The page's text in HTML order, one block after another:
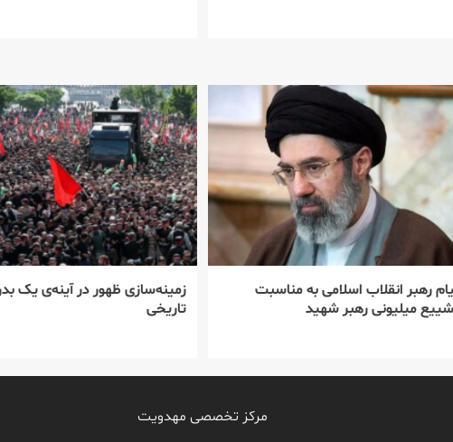
رهبر انقلاب اسلامی به مناسبت
میلیونی رهبر شهید
زمینه‌سازی ظهور در آینه‌ی یک
تاریخی
مرکز تخصصی مهدویت